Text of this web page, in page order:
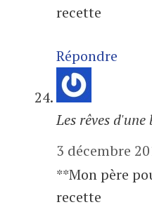
recette
Répondre
Les rêves
3 décembre
**Mon père
recette